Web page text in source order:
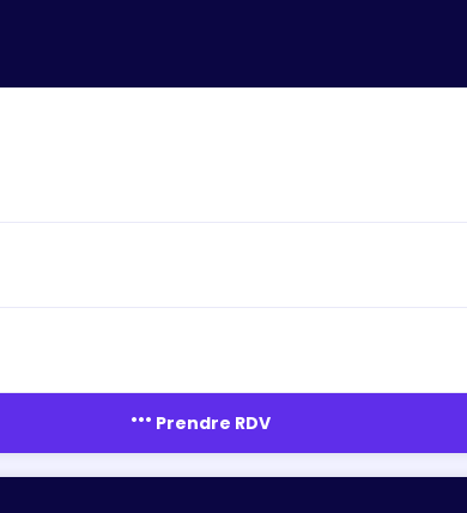
more_horiz Prendre RDV